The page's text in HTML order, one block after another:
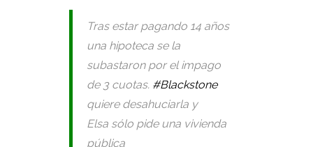
Tras estar pagando 14 años
una hipoteca se la
subastaron por el impago
de 3 cuotas. #Blackstone
quiere desahuciarla y
Elsa sólo pide una vivienda
pública